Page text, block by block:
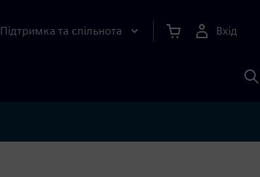
Підтримка та спільнота Вхід